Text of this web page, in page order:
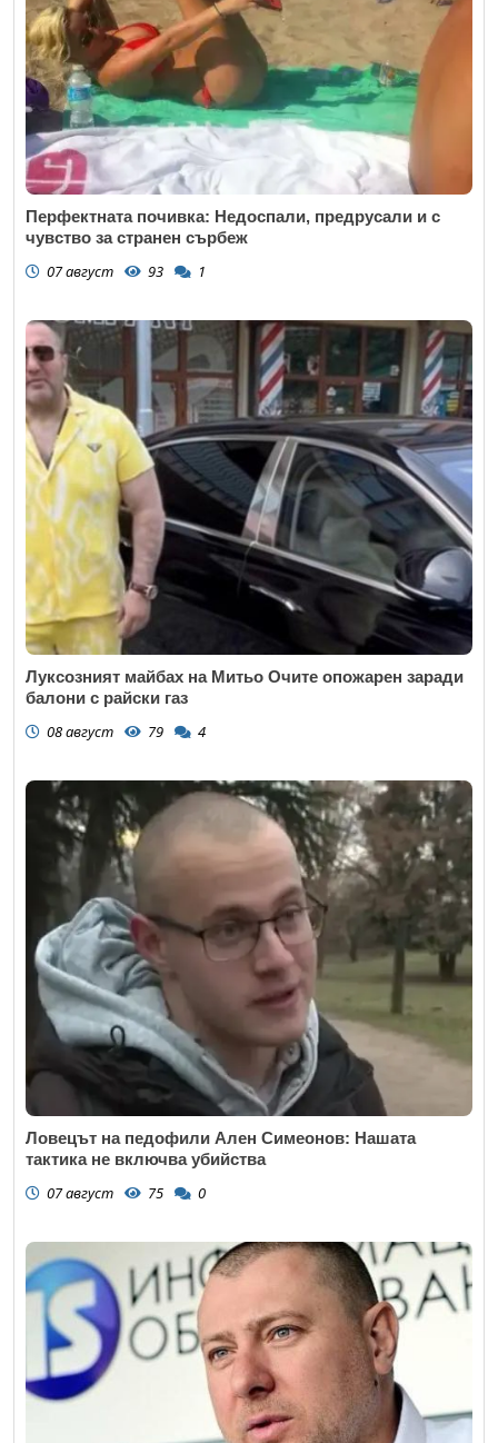
Перфектната почивка: Недоспали, предрусали и с
чувство за странен сърбеж
07 август 93 1
Луксозният майбах на Митьо Очите опожарен заради
балони с райски газ
08 август 79 4
Ловецът на педофили Ален Симеонов: Нашата
тактика не включва убийства
07 август 75 0